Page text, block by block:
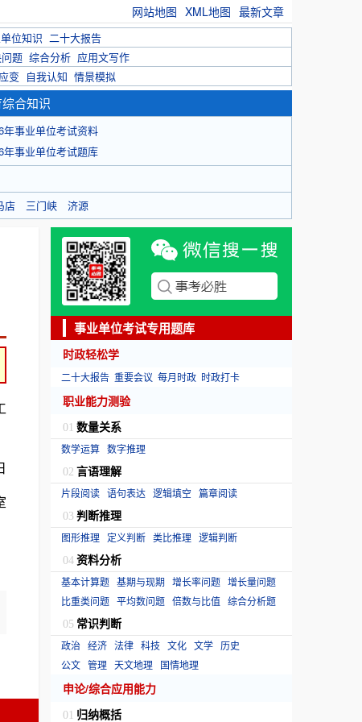
网站地图 XML地图 最新文章
位知识 二十大报告
题 综合分析 应用文写作
变 自我认知 情景模拟
合知识
年事业单位考试资料
年事业单位考试题库
店 三门峡 济源
事业单位考试专用题库
时政轻松学
二十大报告 重要会议 每月时政 时政打卡
职业能力测验
01 数量关系
数学运算 数字推理
02 言语理解
片段阅读 语句表达 逻辑填空 篇章阅读
03 判断推理
图形推理 定义判断 类比推理 逻辑判断
04 资料分析
基本计算题 基期与现期 增长率问题 增长量问题
比重类问题 平均数问题 倍数与比值 综合分析题
05 常识判断
政治 经济 法律 科技 文化 文学 历史
公文 管理 天文地理 国情地理
申论/综合应用能力
01 归纳概括